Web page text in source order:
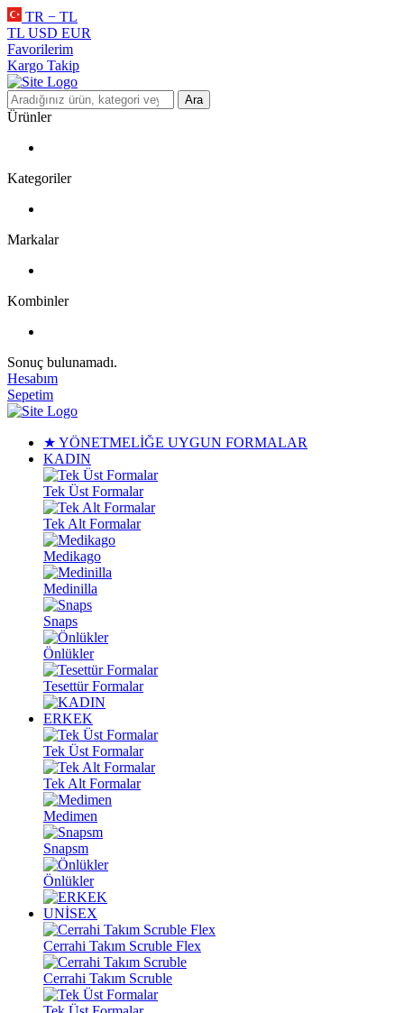
TR − TL
TL USD EUR
Favorilerim
Kargo Takip
Ara
Ürünler
Kategoriler
Markalar
Kombinler
Sonuç bulunamadı.
Hesabım
Sepetim
★ YÖNETMELİĞE UYGUN FORMALAR
KADIN
Tek Üst Formalar
Tek Alt Formalar
Medikago
Medinilla
Snaps
Önlükler
Tesettür Formalar
ERKEK
Tek Üst Formalar
Tek Alt Formalar
Medimen
Snapsm
Önlükler
UNİSEX
Cerrahi Takım Scruble Flex
Cerrahi Takım Scruble